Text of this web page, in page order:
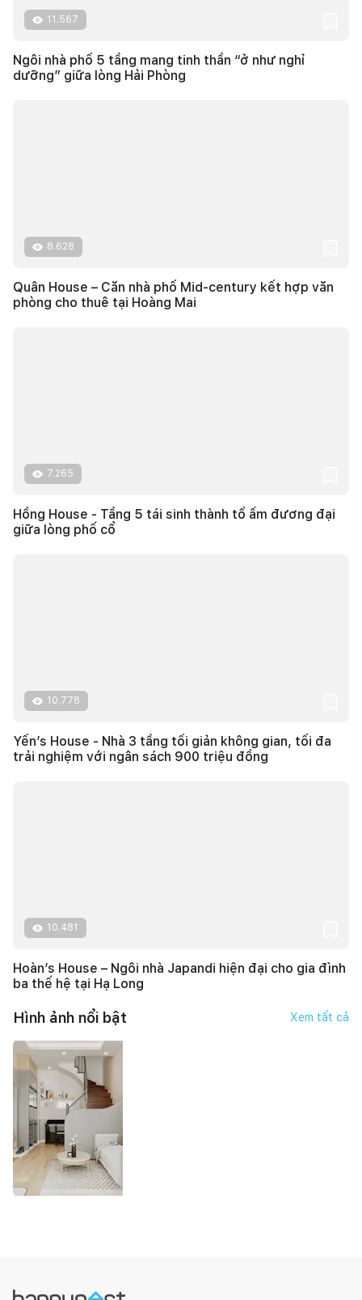
11.567
Ngôi nhà phố 5 tầng mang tinh thần “ở như nghỉ
dưỡng” giữa lòng Hải Phòng
8.628
Quân House – Căn nhà phố Mid-century kết hợp văn
phòng cho thuê tại Hoàng Mai
7.265
Hồng House - Tầng 5 tái sinh thành tổ ấm đương đại
giữa lòng phố cổ
10.778
Yến’s House - Nhà 3 tầng tối giản không gian, tối đa
trải nghiệm với ngân sách 900 triệu đồng
10.481
Hoàn’s House – Ngôi nhà Japandi hiện đại cho gia đình
ba thế hệ tại Hạ Long
Hình ảnh nổi bật Xem tất cả